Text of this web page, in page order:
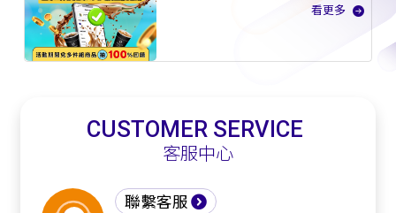
看更多
CUSTOMER SERVICE
客服中心
聯繫客服